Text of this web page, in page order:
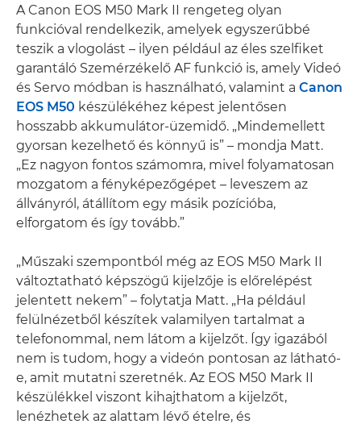
A Canon EOS M50 Mark II rengeteg olyan
funkcióval rendelkezik, amelyek egyszerűbbé
teszik a vlogolást – ilyen például az éles szelfiket
garantáló Szemérzékelő AF funkció is, amely Videó
és Servo módban is használható, valamint a Canon
EOS M50 készülékéhez képest jelentősen
hosszabb akkumulátor-üzemidő. „Mindemellett
gyorsan kezelhető és könnyű is” – mondja Matt.
„Ez nagyon fontos számomra, mivel folyamatosan
mozgatom a fényképezőgépet – leveszem az
állványról, átállítom egy másik pozícióba,
elforgatom és így tovább.”
„Műszaki szempontból még az EOS M50 Mark II
változtatható képszögű kijelzője is előrelépést
jelentett nekem” – folytatja Matt. „Ha például
felülnézetből készítek valamilyen tartalmat a
telefonommal, nem látom a kijelzőt. Így igazából
nem is tudom, hogy a videón pontosan az látható-
e, amit mutatni szeretnék. Az EOS M50 Mark II
készülékkel viszont kihajthatom a kijelzőt,
lenézhetek az alattam lévő ételre, és